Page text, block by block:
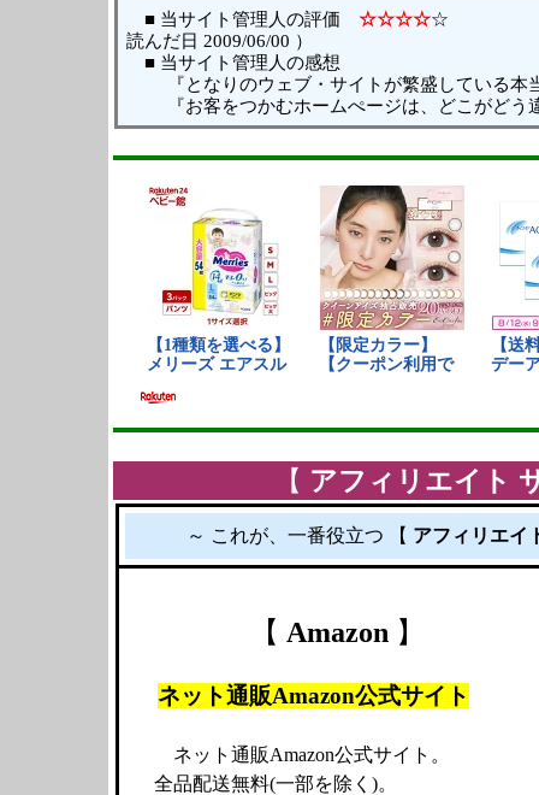
■ 当サイト管理人の評価 ☆☆☆☆
読んだ日 2009/06/00 ）
■ 当サイト管理人の感想
『となりのウェブ・サイトが繁盛している本
『お客をつかむホームぺージは、どこがどう
【 アフィリエイト
～ これが、一番役立つ 【 アフィリエイ
【 Amazon 】
ネット通販Amazon公式サイト
ネット通販Amazon公式サイト。
全品配送無料(一部を除く)。